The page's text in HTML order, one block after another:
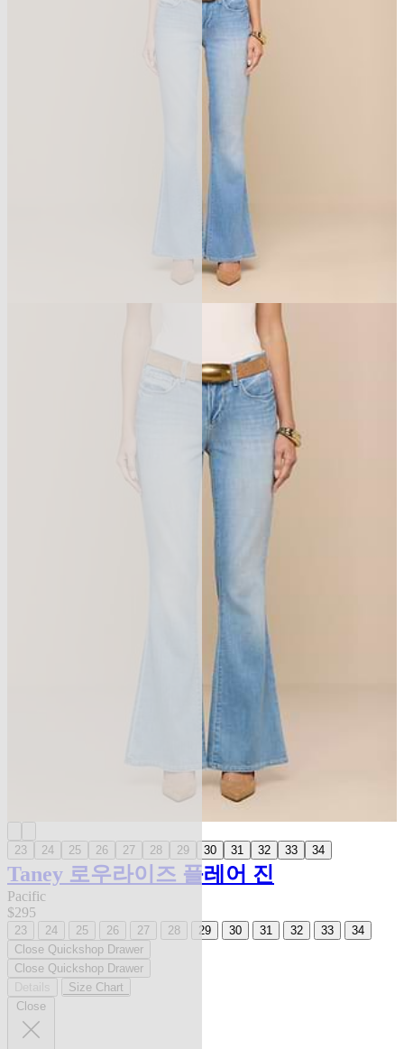
23 24 25 26 27 28 29 30 31 32 33 34
Taney 로우라이즈 플레어 진
Pacific
$295
23 24 25 26 27 28 29 30 31 32 33
34
Close Quickshop Drawer
Close Quickshop Drawer
Size Chart
Close